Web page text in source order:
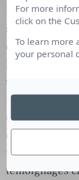
Le contenu
stratégie
de construire
légitimité à
thèmes sont
Nous
contenus
décideurs de
usages qui en
témoignages
For more
click on the
To learn more
your personal